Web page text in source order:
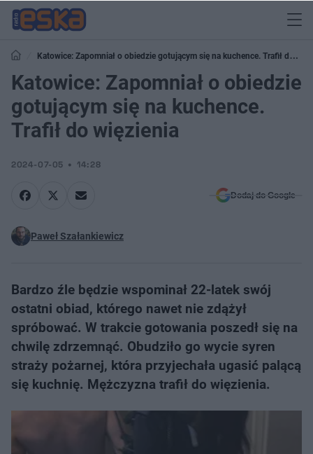
Katowice: Zapomniał o obiedzie gotującym się na kuchence. Trafił do
więzienia
Katowice: Zapomniał o obiedzie
gotującym się na kuchence.
Trafił do więzienia
2024-07-05 14:28
Dodaj do Google
Paweł Szałankiewicz
Bardzo źle będzie wspominał 22-latek swój
ostatni obiad, którego nawet nie zdążył
spróbować. W trakcie gotowania poszedł się na
chwilę zdrzemnąć. Obudziło go wycie syren
straży pożarnej, która przyjechała ugasić palącą
się kuchnię. Mężczyzna trafił do więzienia.